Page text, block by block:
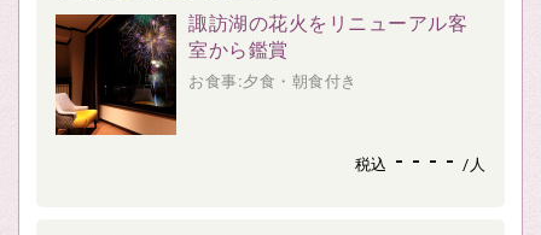
諏訪湖の花火をリニューアル客
室から鑑賞
お食事:夕食・朝食付き
税込 - - - - /人